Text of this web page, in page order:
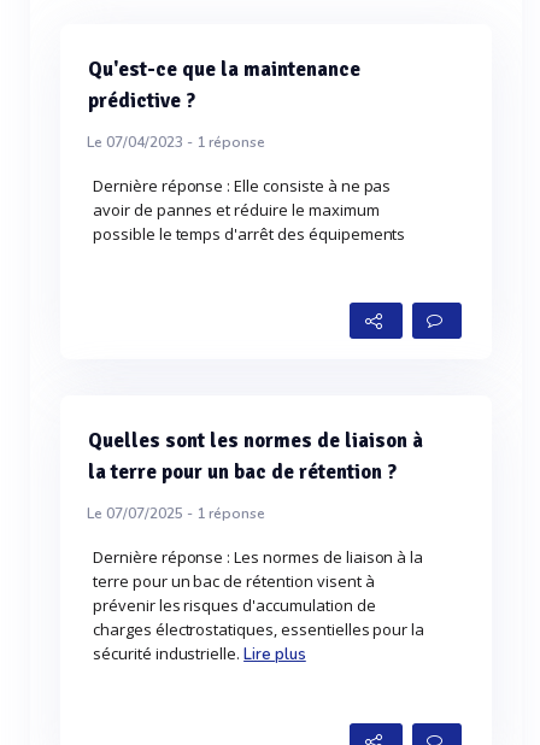
Qu'est-ce que la maintenance
prédictive ?
Le 07/04/2023 - 1réponse
Dernière réponse : Elle consiste à ne pas
avoir de pannes et réduire le maximum
possible le temps d'arrêt des équipements
Quelles sont les normes de liaison à
la terre pour un bac de rétention ?
Le 07/07/2025 - 1réponse
Dernière réponse : Les normes de liaison à la
terre pour un bac de rétention visent à
prévenir les risques d'accumulation de
charges électrostatiques, essentielles pour la
sécurité industrielle.Lire plus